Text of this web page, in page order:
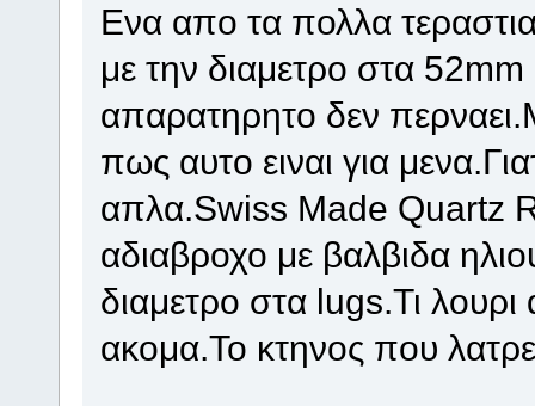
Ενα απο τα πολλα
με την διαμετρο στα
απαρατηρητο δεν
πως αυτο ειναι για
απλα.Swiss Made Quartz
αδιαβροχο με βαλβιδα
διαμετρο στα lugs.Τι
ακομα.Το κτηνος που